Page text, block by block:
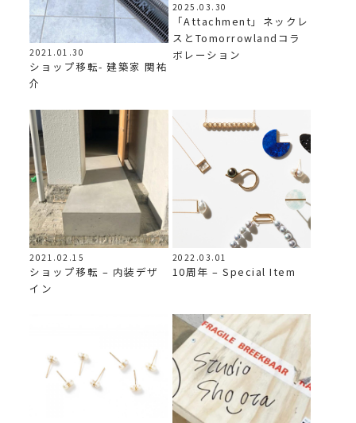
2021.01.30
ショップ移転- 建築家 関祐
介
2025.03.30
「Attachment」ネックレ
スとTomorrowlandコラ
ボレーション
2021.02.15
ショップ移転 – 内装デザ
イン
2022.03.01
10周年 – Special Item